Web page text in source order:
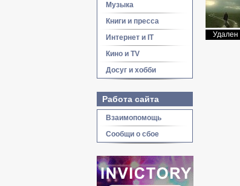
Музыка
Книги и пресса
Интернет и IT
Кино и TV
Досуг и хобби
Работа сайта
Взаимопомощь
Сообщи о сбое
Удален